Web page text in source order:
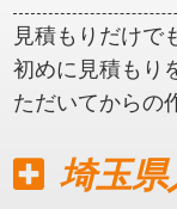
見積もりだけで
初めに見積もり
ただいてからの
埼玉